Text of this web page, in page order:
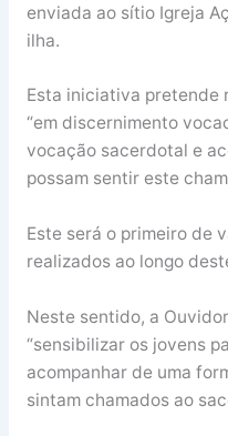
enviada ao sítio Igreja
ilha.
Esta iniciativa pretende
“em discernimento
vocação sacerdotal e
possam sentir este
Este será o primeiro de
realizados ao longo
Neste sentido, a
“sensibilizar os jovens
acompanhar de uma
sintam chamados ao